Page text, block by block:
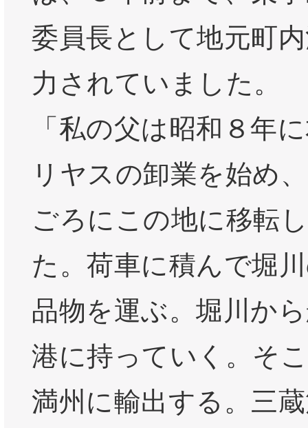
委員長として地元町
力されていました。
「私の父は昭和８年
リヤスの卸業を始め
ごろにこの地に移転
た。荷車に積んで堀
品物を運ぶ。堀川か
港に持っていく。そ
満州に輸出する。三